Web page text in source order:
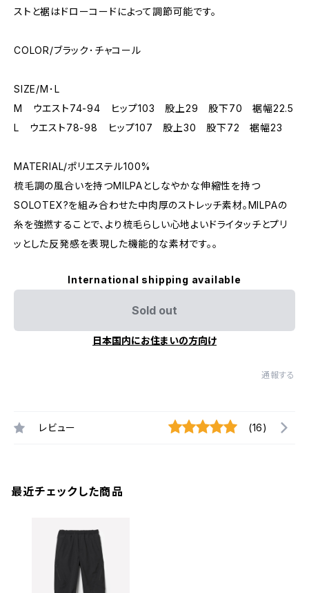
ストと裾はドローコードによって調節可能です。
COLOR/ブラック･チャコール
SIZE/M･L
M ウエスト74-94 ヒップ103 股上29 股下70 裾幅22.5
L ウエスト78-98 ヒップ107 股上30 股下72 裾幅23
MATERIAL/ポリエステル100%
梳毛調の風合いを持つMILPAとしなやかな伸縮性を持つ
SOLOTEX?を組み合わせた中肉厚のストレッチ素材。MILPAの
糸を強撚することで、より梳毛らしい心地よいドライタッチとプリ
ッとした反発感を表現した機能的な素材です。。
International shipping available
Sold out
日本国内にお住まいの方向け
通報する
レビュー (16)
最近チェックした商品